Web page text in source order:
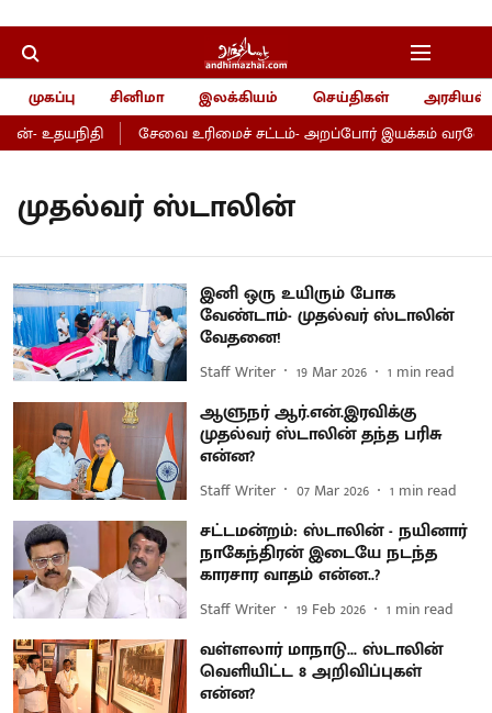
முகப்பு சினிமா இலக்கியம் செய்திகள்
அரசியல்
உதயநிதி
சேவை உரிமைச் சட்டம்- அறப்போர் இயக்கம்
முதல்வர் ஸ்டாலின்
இனி ஒரு உயிரும் போக
வேண்டாம்- முதல்வர் ஸ்டாலின்
வேதனை!
Staff Writer 19 Mar 2026 1 min read
ஆளுநர் ஆர்.என்.இரவிக்கு
முதல்வர் ஸ்டாலின் தந்த பரிசு
என்ன?
Staff Writer 07 Mar 2026 1 min read
சட்டமன்றம்: ஸ்டாலின் - நயினார்
நாகேந்திரன் இடையே நடந்த
காரசார வாதம் என்ன..?
Staff Writer 19 Feb 2026 1 min read
வள்ளலார் மாநாடு... ஸ்டாலின்
வெளியிட்ட 8 அறிவிப்புகள்
என்ன?